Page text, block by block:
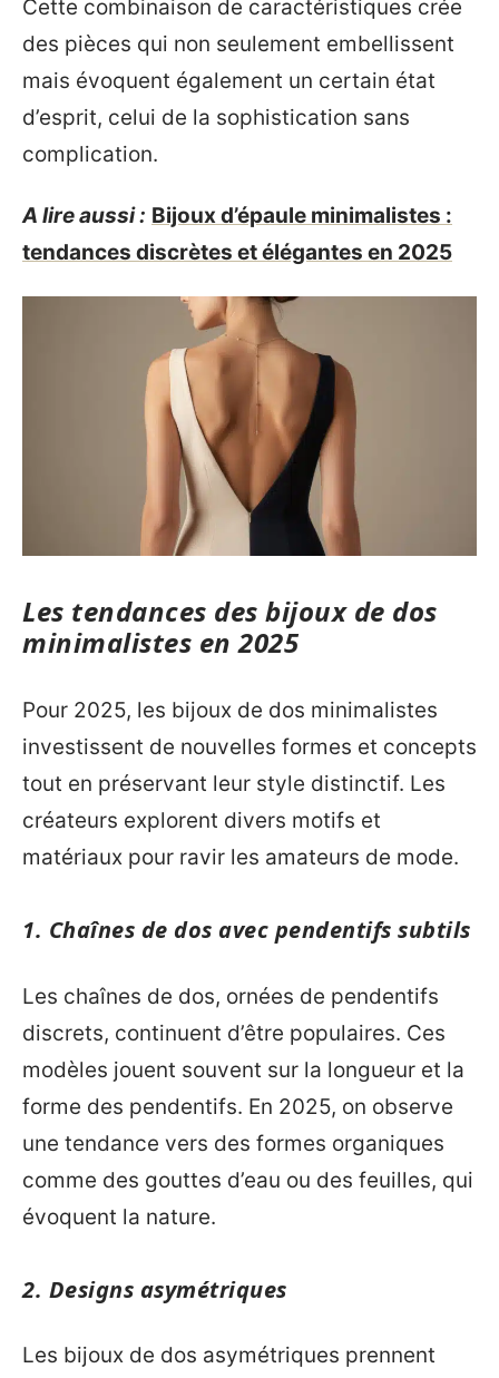
Cette combinaison de caractéristiques crée
des pièces qui non seulement embellissent
mais évoquent également un certain état
d’esprit, celui de la sophistication sans
complication.
A lire aussi : Bijoux d’épaule minimalistes :
tendances discrètes et élégantes en 2025
Les tendances des bijoux de dos
minimalistes en 2025
Pour 2025, les bijoux de dos minimalistes
investissent de nouvelles formes et concepts
tout en préservant leur style distinctif. Les
créateurs explorent divers motifs et
matériaux pour ravir les amateurs de mode.
1. Chaînes de dos avec pendentifs subtils
Les chaînes de dos, ornées de pendentifs
discrets, continuent d’être populaires. Ces
modèles jouent souvent sur la longueur et la
forme des pendentifs. En 2025, on observe
une tendance vers des formes organiques
comme des gouttes d’eau ou des feuilles, qui
évoquent la nature.
2. Designs asymétriques
Les bijoux de dos asymétriques prennent